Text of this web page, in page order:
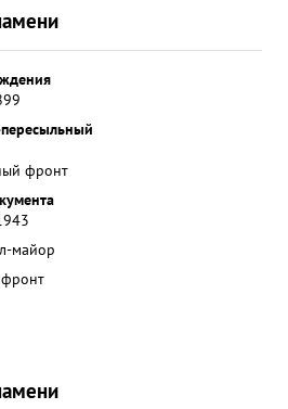
фронт
майор